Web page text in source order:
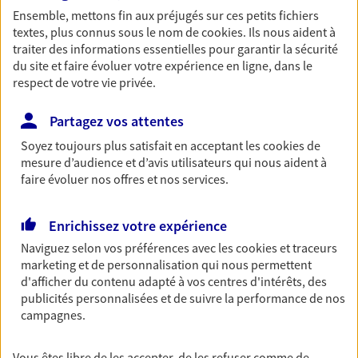
Découvrir les offres Épargne
Retraite
Préparez sereinement ce nouveau chapitre de
votre vie avec les conseils d'un expert. Découvrez
notre solution PER (Plan Epargne Retraite)
spécialement conçue pour la retraite.
Découvrir l'offre Retraite
Prévoyance
Pour un avenir serein, assurez-vous avec notre
contrat prévoyance. Préservez vos proches en cas
d'accident ou de maladie en optant pour les
garanties incapacité temporaire totale de travail,
invalidité ou de décès.
Découvrir l'offre Prévoyance
Ensemble, mettons fin aux préjugés sur ces petits fichiers
textes, plus connus sous le nom decookies. Ils nous aident à
traiter des informations essentielles pour garantir la sécurité
du site et faire évoluer votre expérience en ligne, dans le
respect de votre vie privée.
Partagez vos attentes
Soyez toujours plus satisfait en acceptant lescookiesde
mesure d’audience et d’avis utilisateurs qui nous aident à
faire évoluer nos offres et nos services.
Enrichissez votre expérience
Naviguez selon vos préférences avec lescookies et traceurs
marketing et de personnalisation qui nous permettent
d'afficher du contenu adapté à vos centres d'intérêts, des
publicités personnalisées et de suivre la performance de nos
campagnes.